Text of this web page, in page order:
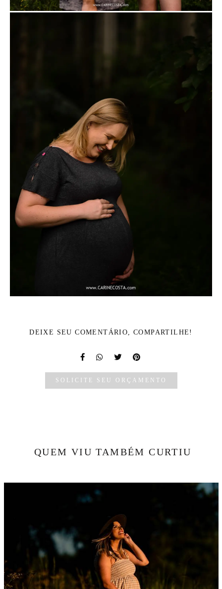
DEIXE SEU COMENTÁRIO, COMPARTILHE!
SOLICITE SEU ORÇAMENTO
QUEM VIU TAMBÉM CURTIU